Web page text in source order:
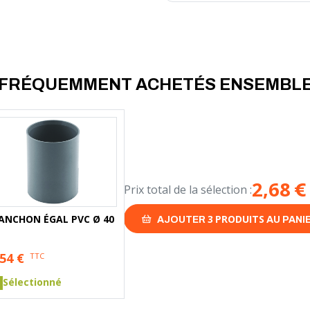
ACHETÉS
MANCHON ÉGAL PVC Ø 40
€ TTC
Sélectionné
Prix total de la sélection :2,68 €
AJOUTER 3 PRODUITS AU